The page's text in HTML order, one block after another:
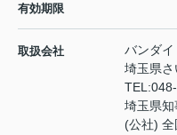
有効期限
取扱会社
バンダ
埼玉県
TEL:
埼玉県
(公社)